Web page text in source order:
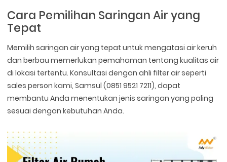
Cara Pemilihan Saringan Air yang
Tepat
Memilih saringan air yang tepat untuk mengatasi air keruh
dan berbau memerlukan pemahaman tentang kualitas air
di lokasi tertentu. Konsultasi dengan ahli filter air seperti
sales person kami, Samsul (0851 9521 7211), dapat
membantu Anda menentukan jenis saringan yang paling
sesuai dengan kebutuhan Anda.